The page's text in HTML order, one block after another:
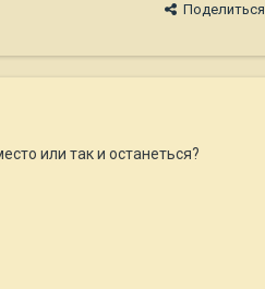
Поделиться
или так и останеться?